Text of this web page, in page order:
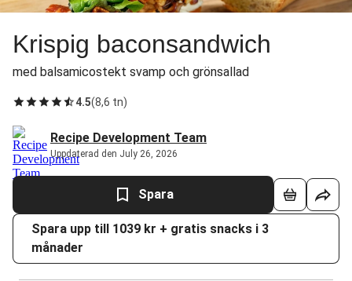
Krispig baconsandwich
med balsamicostekt svamp och grönsallad
4.5(8,6 tn)
Recipe Development Team
Uppdaterad den July 26, 2026
Spara
Spara upp till 1039 kr + gratis snacks i 3
månader